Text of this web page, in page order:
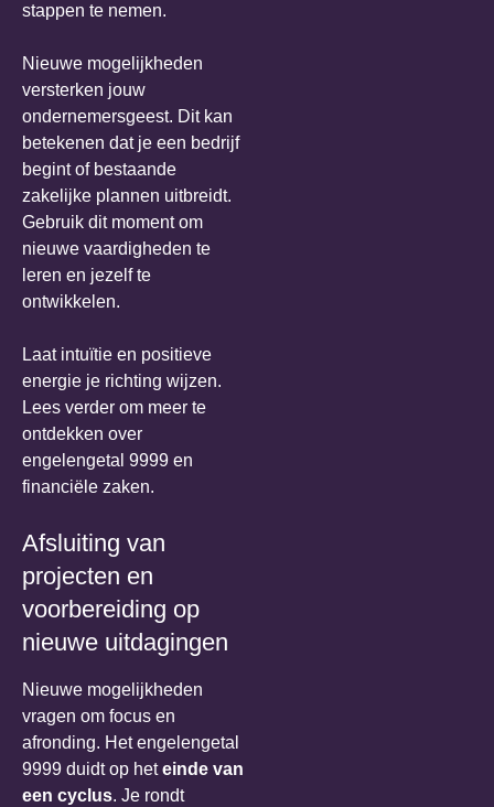
stappen te nemen.
Nieuwe mogelijkheden
versterken jouw
ondernemersgeest. Dit kan
betekenen dat je een bedrijf
begint of bestaande
zakelijke plannen uitbreidt.
Gebruik dit moment om
nieuwe vaardigheden te
leren en jezelf te
ontwikkelen.
Laat intuïtie en positieve
energie je richting wijzen.
Lees verder om meer te
ontdekken over
engelengetal 9999 en
financiële zaken.
Afsluiting van
projecten en
voorbereiding op
nieuwe uitdagingen
Nieuwe mogelijkheden
vragen om focus en
afronding. Het engelengetal
9999 duidt op heteinde van
een cyclus. Je rondt